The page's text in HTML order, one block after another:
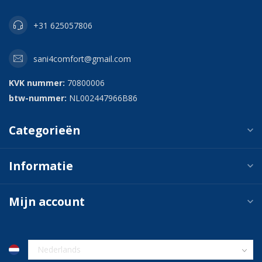
+31 625057806
sani4comfort@gmail.com
KVK nummer: 70800006
btw-nummer: NL002447966B86
Categorieën
Informatie
Mijn account